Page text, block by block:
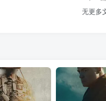
无更多